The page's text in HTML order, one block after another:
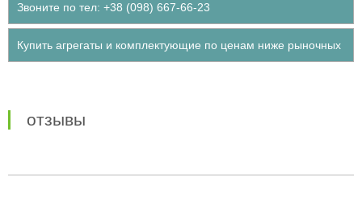
Звоните по тел: +38 (098) 667-66-23
Купить агрегаты и комплектующие по ценам ниже рыночных
отзывы